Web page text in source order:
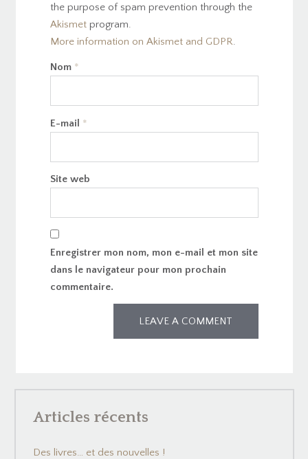
the purpose of spam prevention through the
Akismetprogram.
More information on Akismet and GDPR.
Nom *
E-mail *
Site web
Enregistrer mon nom, mon e-mail et mon site
dans le navigateur pour mon prochain
commentaire.
Articles récents
Des livres… et des nouvelles !